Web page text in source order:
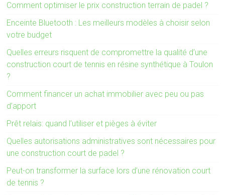
Comment optimiser le prix construction terrain de padel ?
Enceinte Bluetooth : Les meilleurs modèles à choisir selon
votre budget
Quelles erreurs risquent de compromettre la qualité d’une
construction court de tennis en résine synthétique à Toulon
?
Comment financer un achat immobilier avec peu ou pas
d’apport
Prêt relais: quand l’utiliser et pièges à éviter
Quelles autorisations administratives sont nécessaires pour
une construction court de padel ?
Peut-on transformer la surface lors d’une rénovation court
de tennis ?